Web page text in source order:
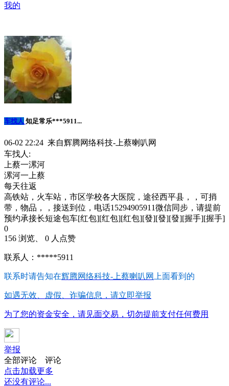
我的
车找人 知足常乐***5911...
06-02 22:24 来自辉腾网络科技-上蔡喇叭网
车找人:
上蔡一漯河
漯河一上蔡
每天往返
高铁站，火车站，市区学校各大医院，途径西平县，，可捎
带，物品，，接送到位，电话15294905911微信同步，请提前
预约承接长短途包车[红包][红包][红包][發][發][發][握手][握手]
0
156 浏览、 0 人点赞
联系人：*****5911
联系时请告知在辉腾网络科技-上蔡喇叭网 上面看到的
如遇无效、虚假、诈骗信息，请立即举报
为了您的资金安全，请见面交易，切勿提前支付任何费用
举报
全部评论
评论
点击加载更多
还没有评论...